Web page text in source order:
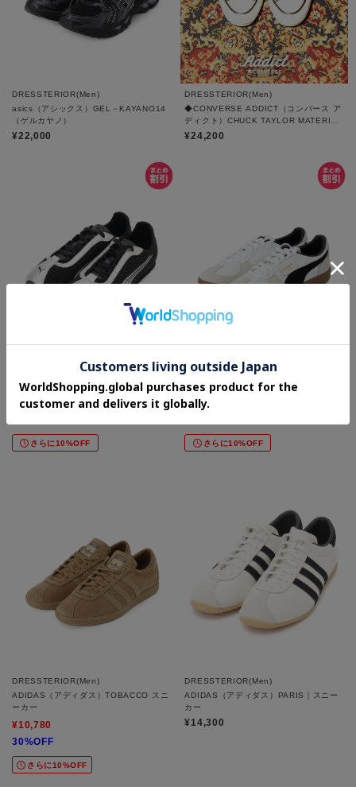
DRESSTERIOR(Men)
asics（アシックス）GEL－KAYANO14
（ゲルカヤノ）
¥22,000
DRESSTERIOR(Men)
◆CONVERSE ADDICT（コンバース ア
ディクト）CHUCK TAYLOR MATERIAL
OX｜スニーカー
¥24,200
DRESSTERIOR(Men)
PUMA（プーマ）H STREET
¥7,260
さらに10%OFF
DRESSTERIOR(Men)
PUMA（プーマ）パレルモLTH
¥8,910
さらに10%OFF
DRESSTERIOR(Men)
ADIDAS（アディダス）TOBACCO スニ
ーカー
¥10,780
30%OFF
さらに10%OFF
DRESSTERIOR(Men)
ADIDAS（アディダス）PARIS｜スニー
カー
¥14,300